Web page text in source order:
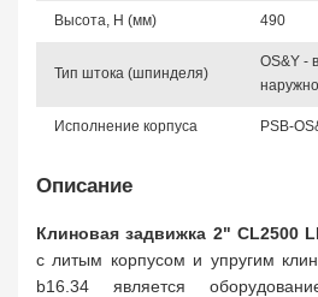
Высота, Н (мм) 490
Тип штока (шпинделя)
OS&Y -
Исполнение корпуса PSB-
Описание
Клиновая задвижка 2" CL2500
с литым корпусом и упругим
b16.34 является